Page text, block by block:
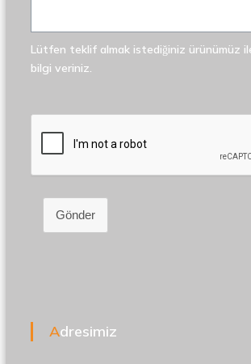
Lütfen teklif almak istediğiniz ürünümüz
bilgi veriniz.
Gönder
Adresimiz